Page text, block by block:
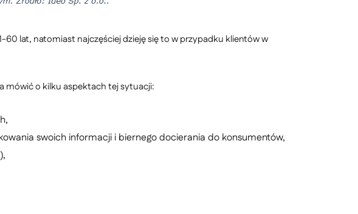
60 lat, natomiast najczęściej dzieję się to w przypadku klientów w
mówić o kilku aspektach tej sytuacji:
swoich informacji i biernego docierania do konsumentów,